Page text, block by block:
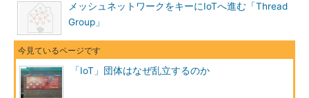
メッシュネットワークをキーにIoTへ進む「Thread
Group」
「IoT」団体はなぜ乱立するのか